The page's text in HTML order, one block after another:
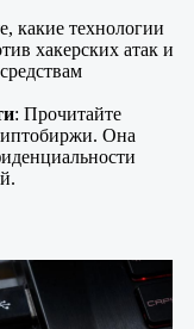
какие технологии
хакерских атак и
: Прочитайте
Она